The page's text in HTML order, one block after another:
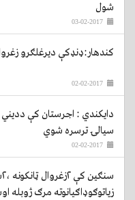
شول
03-02-2017
كندهار:ډنډکې دیرغلګرو
02-02-2017
دایکندي : اجرستان کې ددیني
سیالۍ ترسره شوي
02-02-2017
زیاتوګوډاګیانوته مرګ ژوبله